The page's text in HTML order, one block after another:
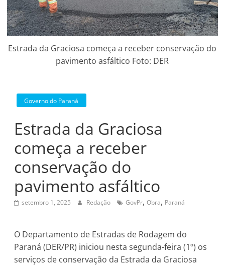
Estrada da Graciosa começa a receber conservação do
pavimento asfáltico Foto: DER
Governo do Paraná
Estrada da Graciosa
começa a receber
conservação do
pavimento asfáltico
setembro 1, 2025 Redação GovPr,Obra, Paraná
O Departamento de Estradas de Rodagem do
Paraná (DER/PR) iniciou nesta segunda-feira (1º) os
serviços de conservação da Estrada da Graciosa